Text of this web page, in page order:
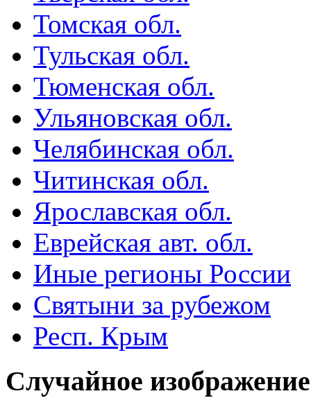
Томская обл.
Тульская обл.
Тюменская обл.
Ульяновская обл.
Челябинская обл.
Читинская обл.
Ярославская обл.
Еврейская авт. обл.
Иные регионы России
Святыни за рубежом
Респ. Крым
Случайное изображение